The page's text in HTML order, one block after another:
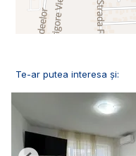
Te-ar putea interesa și: